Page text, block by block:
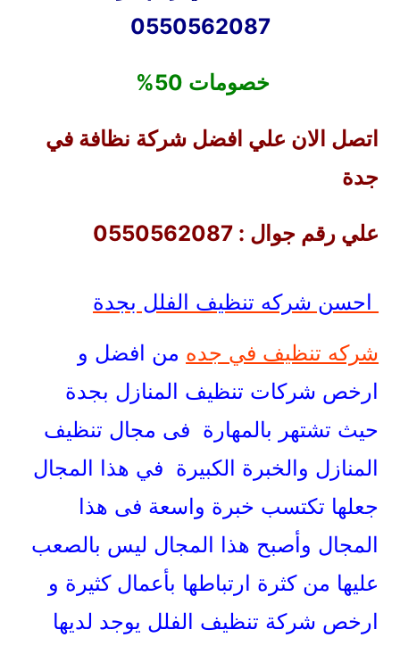
0550562087
خصومات 50%
اتصل الان علي افضل شركة نظافة في
جدة
علي رقم جوال : 0550562087
احسن شركه تنظيف الفلل بجدة
شركه تنظيف في جده من افضل و
ارخص شركات تنظيف المنازل بجدة
حيث تشتهر بالمهارة فى مجال تنظيف
المنازل والخبرة الكبيرة في هذا المجال
جعلها تكتسب خبرة واسعة فى هذا
المجال وأصبح هذا المجال ليس بالصعب
عليها من كثرة ارتباطها بأعمال كثيرة و
ارخص شركة تنظيف الفلل يوجد لديها